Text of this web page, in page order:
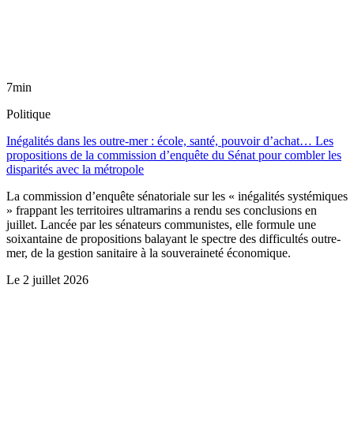
7min
Politique
Inégalités dans les outre-mer : école, santé, pouvoir d’achat… Les
propositions de la commission d’enquête du Sénat pour combler les
disparités avec la métropole
La commission d’enquête sénatoriale sur les « inégalités systémiques
» frappant les territoires ultramarins a rendu ses conclusions en
juillet. Lancée par les sénateurs communistes, elle formule une
soixantaine de propositions balayant le spectre des difficultés outre-
mer, de la gestion sanitaire à la souveraineté économique.
Le 2 juillet 2026